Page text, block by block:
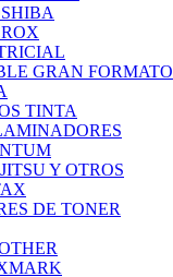
GRAN FORMATO
TINTA
Y OTROS
DE TONER